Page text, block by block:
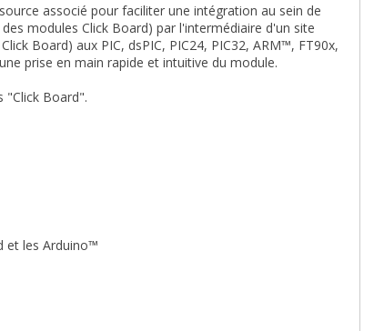
associé pour faciliter une intégration au sein de
modules Click Board) par l'intermédiaire d'un site
Board) aux PIC, dsPIC, PIC24, PIC32, ARM™, FT90x,
prise en main rapide et intuitive du module.
"Click Board".
et les Arduino™